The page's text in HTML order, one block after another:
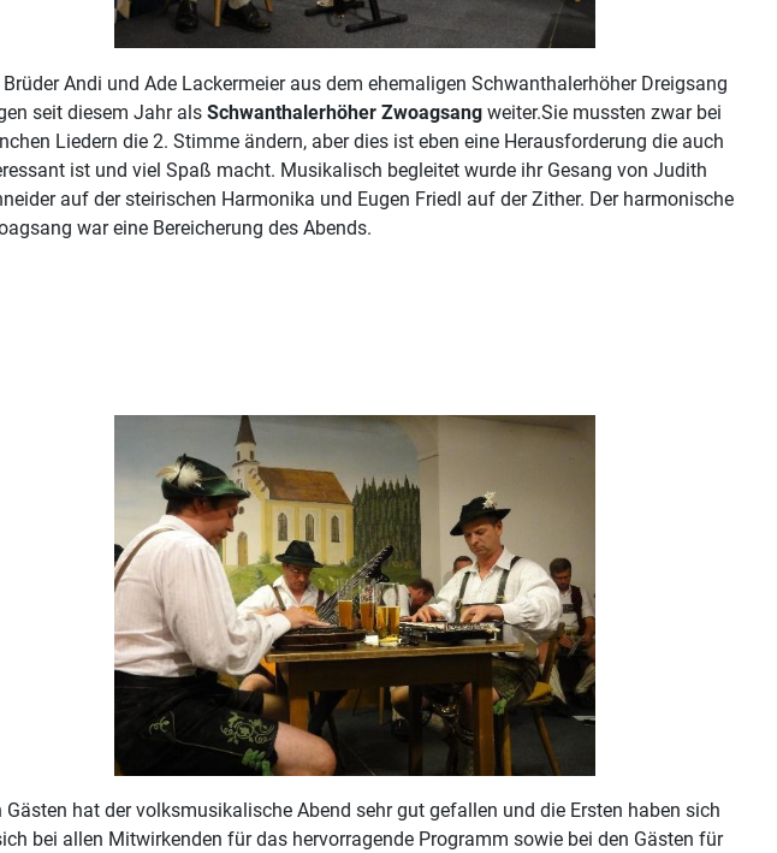
Brüder Andi und Ade Lackermeier aus dem ehemaligen Schwanthalerhöher Dreigsang
seit diesem Jahr als Schwanthalerhöher Zwoagsang weiter.Sie mussten zwar bei
Liedern die 2. Stimme ändern, aber dies ist eben eine Herausforderung die auch
ist und viel Spaß macht. Musikalisch begleitet wurde ihr Gesang von Judith
auf der steirischen Harmonika und Eugen Friedl auf der Zither. Der harmonische
war eine Bereicherung des Abends.
hat der volksmusikalische Abend sehr gut gefallen und die Ersten haben sich
bei allen Mitwirkenden für das hervorragende Programm sowie bei den Gästen für